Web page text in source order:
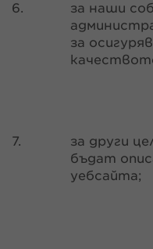
6.
за наши
за
7.
за други
бъдат
уебсайта;